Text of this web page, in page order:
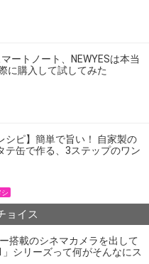
ートノート、NEWYESは本当
に購入して試してみた
シピ】簡単で旨い！ 自家製の
テ缶で作る、3ステップのワン
シ
ョイス
搭載のシネマカメラを出して
」シリーズって何がそんなにス